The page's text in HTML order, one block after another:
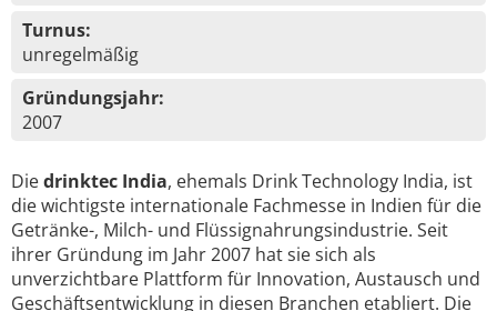
Turnus:
unregelmäßig
Gründungsjahr:
2007
Diedrinktec India, ehemals Drink Technology India, ist
die wichtigste internationale Fachmesse in Indien für die
Getränke-, Milch- und Flüssignahrungsindustrie. Seit
ihrer Gründung im Jahr 2007 hat sie sich als
unverzichtbare Plattform für Innovation, Austausch und
Geschäftsentwicklung in diesen Branchen etabliert. Die